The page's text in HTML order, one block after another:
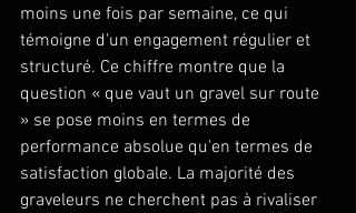
moins une fois par semaine, ce qui
témoigne d'un engagement régulier et
structuré. Ce chiffre montre que la
question « que vaut un gravel sur route
» se pose moins en termes de
performance absolue qu'en termes de
satisfaction globale. La majorité des
graveleurs ne cherchent pas à rivaliser